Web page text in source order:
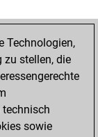
Technologien,
zu stellen, die
technisch
sowie